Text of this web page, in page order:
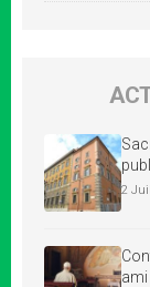
2
ami